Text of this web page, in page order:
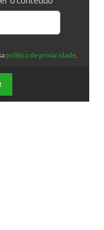
política de privacidade.